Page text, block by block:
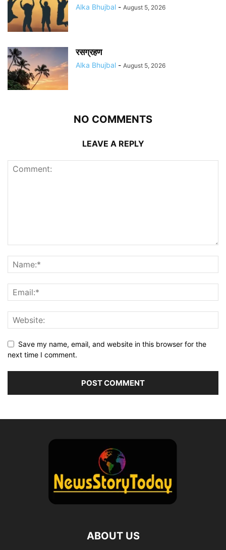
Alka Bhujbal - August 5, 2026
रसग्रहण
Alka Bhujbal - August 5, 2026
NO COMMENTS
LEAVE A REPLY
Save my name, email, and website in this browser for the
next time I comment.
ABOUT US